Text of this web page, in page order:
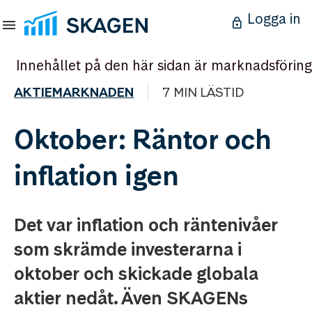
Logga in
Innehållet på den här sidan är marknadsföring
AKTIEMARKNADEN 7 MIN LÄSTID
Oktober: Räntor och
inflation igen
Det var inflation och räntenivåer
som skrämde investerarna i
oktober och skickade globala
aktier nedåt. Även SKAGENs